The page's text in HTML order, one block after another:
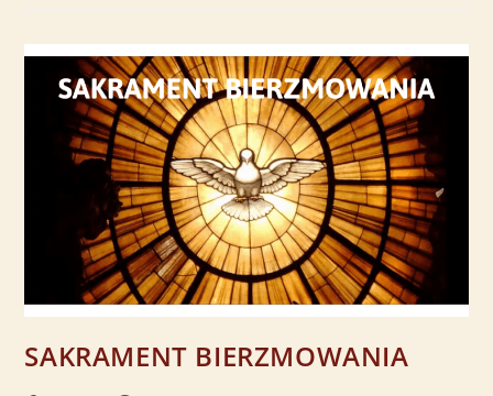
SAKRAMENT BIERZMOWANIA